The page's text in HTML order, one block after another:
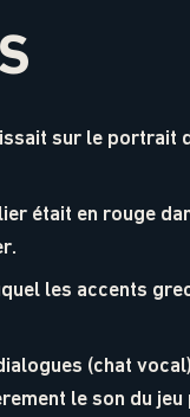
sur le portrait
était en rouge
les accents
(chat
le son du